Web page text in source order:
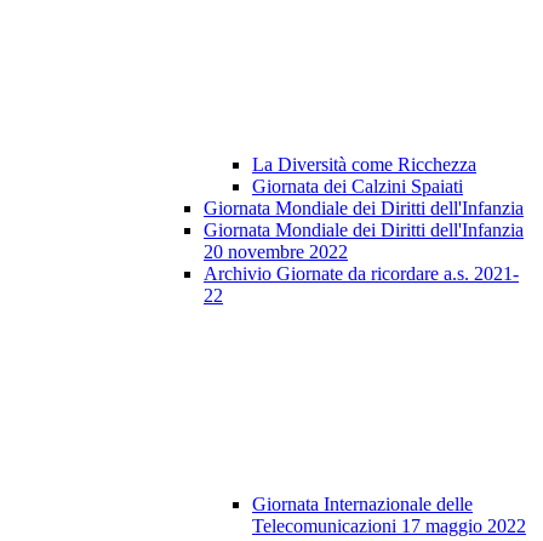
La Diversità come Ricchezza
Giornata dei Calzini Spaiati
Giornata Mondiale dei Diritti dell'Infanzia
Giornata Mondiale dei Diritti dell'Infanzia
20 novembre 2022
Archivio Giornate da ricordare a.s. 2021-
22
Giornata Internazionale delle
Telecomunicazioni 17 maggio 2022